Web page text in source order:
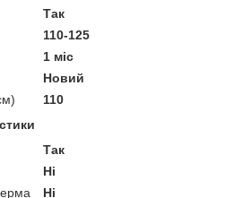
Так
110-125
1 міс
Новий
110
Так
Ні
Ні